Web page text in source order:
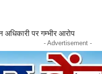
पर गम्भीर आरोप
- Advertisement -